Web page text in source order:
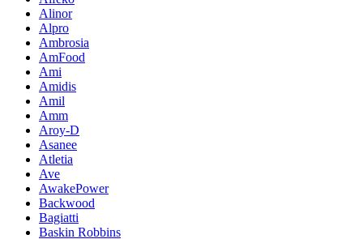
Alinor
Alpro
Ambrosia
AmFood
Ami
Amidis
Amil
Amm
Aroy-D
Asanee
Atletia
Ave
AwakePower
Backwood
Bagiatti
Baskin Robbins